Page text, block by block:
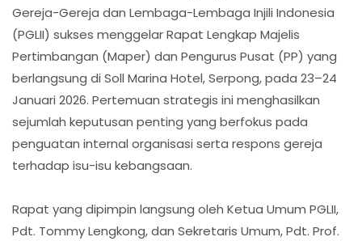
Gereja-Gereja dan Lembaga-Lembaga Injili Indonesia
(PGLII) sukses menggelar Rapat Lengkap Majelis
Pertimbangan (Maper) dan Pengurus Pusat (PP) yang
berlangsung di Soll Marina Hotel, Serpong, pada 23–24
Januari 2026. Pertemuan strategis ini menghasilkan
sejumlah keputusan penting yang berfokus pada
penguatan internal organisasi serta respons gereja
terhadap isu-isu kebangsaan.
Rapat yang dipimpin langsung oleh Ketua Umum PGLII,
Pdt. Tommy Lengkong, dan Sekretaris Umum, Pdt. Prof.